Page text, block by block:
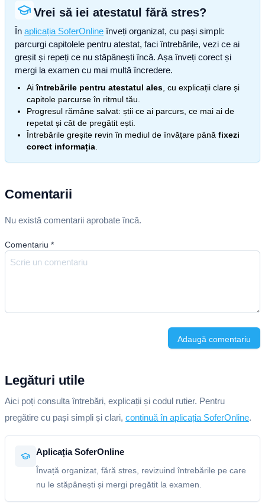
Vrei să iei atestatul fără stres?
În aplicația SoferOnline înveți organizat, cu pași simpli:
parcurgi capitolele pentru atestat, faci întrebările, vezi ce ai
greșit și repeți ce nu stăpânești încă. Așa înveți corect și
mergi la examen cu mai multă încredere.
Aiîntrebările pentru atestatul ales , cu explicații clare și
capitole parcurse în ritmul tău.
Progresul rămâne salvat: știi ce ai parcurs, ce mai ai de
repetat și cât de pregătit ești.
Întrebările greșite revin în mediul de învățare până fixezi
corect informația
Comentarii
Nu există comentarii aprobate încă.
Comentariu *
Adaugă comentariu
Legături utile
Aici poți consulta întrebări, explicații și codul rutier. Pentru
pregătire cu pași simpli și clari, continuă în aplicația SoferOnline.
Aplicația SoferOnline
Învață organizat, fără stres, revizuind întrebările pe care
nu le stăpânești și mergi pregătit la examen.